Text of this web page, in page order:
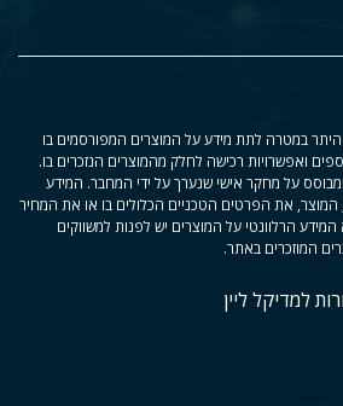
היתר במטרה לתת מידע על המוצרים המפורסמים בו
ואפשרויות רכישה לחלק מהמוצרים הנזכרים בו.
ומבוסס על מחקר אישי שנערך על ידי המחבר. המידע
המוצר, את הפרטים הטכניים הכלולים בו או את המחיר
הרלוונטי על המוצרים יש לפנות למשווקים
המוזכרים באתר.